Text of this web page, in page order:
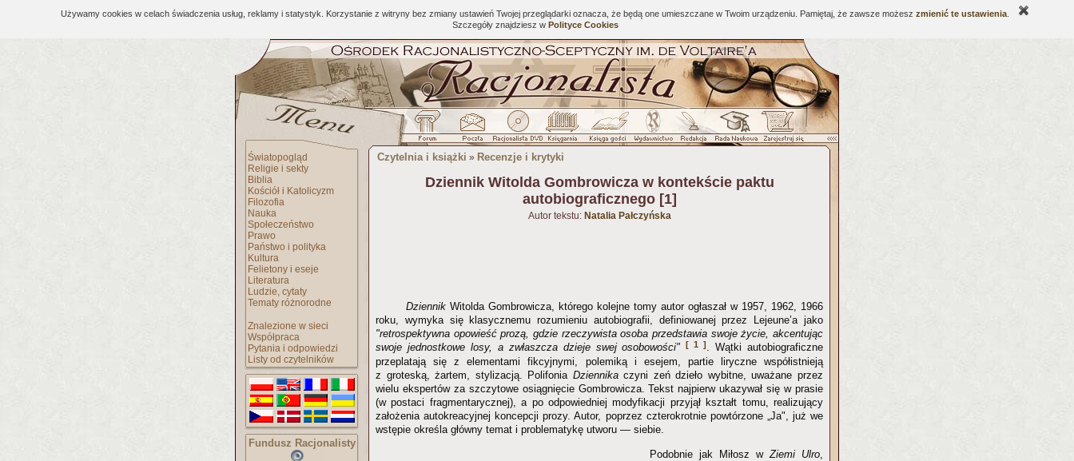
Używamy cookies w celach świadczenia usług, reklamy i statystyk. Korzystanie z witryny bez zmiany ustawień Twojej przeglądarki oznacza, że będą one umieszczane w Twoim urządzeniu. Pamiętaj, że zawsze możesz zmienić te ustawienia
Szczegóły znajdziesz w Polityce Cookies
Światopogląd
Religie i sekty
Biblia
Kościół i Katolicyzm
Filozofia
Nauka
Społeczeństwo
Prawo
Państwo i polityka
Kultura
Felietony i eseje
Literatura
Ludzie, cytaty
Tematy różnorodne
Znalezione w sieci
Współpraca
Pytania i odpowiedzi
Listy od czytelników
Fundusz Racjonalisty
Czytelnia i książki » Recenzje i krytyki
Dziennik Witolda Gombrowicza w kontekście paktu
autobiograficznego [1]
Autor tekstu: Natalia Pałczyńska
DziennikWitolda Gombrowicza, którego kolejne tomy autor ogłaszał w 1957, 1962, 1966
roku, wymyka się klasycznemu rozumieniu autobiografii, definiowanej przez Lejeune’a jako
"retrospektywna opowieść prozą, gdzie rzeczywista osoba przedstawia swoje życie, akcentując
swoje jednostkowe losy, a zwłaszcza dzieje swej osobowości"[ 1 ] . Wątki autobiograficzne
przeplatają się z elementami fikcyjnymi, polemiką i esejem, partie liryczne współistnieją
z groteską, żartem, stylizacją. Polifonia Dziennikaczyni zeń dzieło wybitne, uważane przez
wielu ekspertów za szczytowe osiągnięcie Gombrowicza. Tekst najpierw ukazywał się w prasie
(w postaci fragmentarycznej), a po odpowiedniej modyfikacji przyjął kształt tomu, realizujący
założenia autokreacyjnej koncepcji prozy. Autor, poprzez czterokrotnie powtórzone „Ja", już we
wstępie określa główny temat i problematykę utworu — siebie.
Podobnie jak Miłosz wZiemi Ulro,